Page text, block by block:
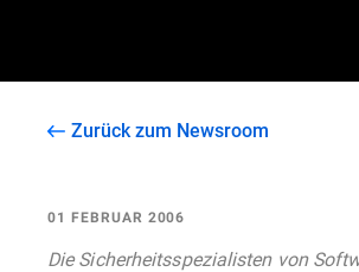
Zurück zum Newsroom
01 FEBRUAR 2006
Die Sicherheitsspezialisten von